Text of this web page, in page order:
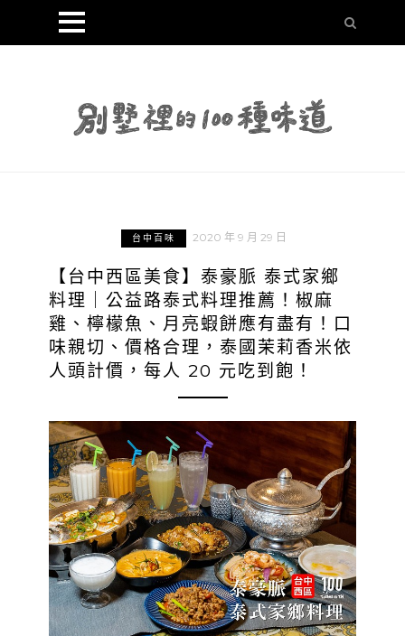
台中百味 2020 年 9 月 29 日
【台中西區美食】泰豪脈 泰式家鄉
料理｜公益路泰式料理推薦！椒麻
雞、檸檬魚、月亮蝦餅應有盡有！口
味親切、價格合理，泰國茉莉香米依
人頭計價，每人 20 元吃到飽！